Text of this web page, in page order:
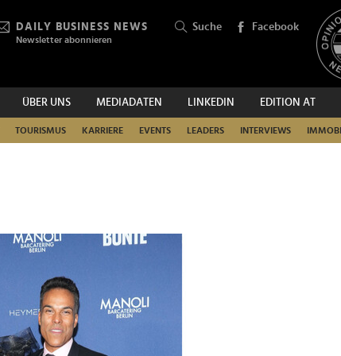
DAILY BUSINESS NEWS
Newsletter abonnieren
Suche Facebook
ÜBER UNS MEDIADATEN LINKEDIN EDITION AT
TOURISMUS KARRIERE EVENTS LEADERS INTERVIEWS
SUCHEN